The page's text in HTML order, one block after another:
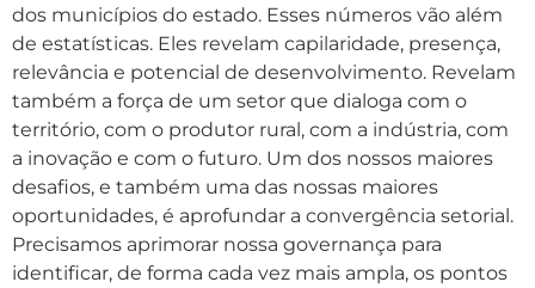
dos municípios do estado. Esses números vão além
de estatísticas. Eles revelam capilaridade, presença,
relevância e potencial de desenvolvimento. Revelam
também a força de um setor que dialoga com o
território, com o produtor rural, com a indústria, com
a inovação e com o futuro. Um dos nossos maiores
desafios, e também uma das nossas maiores
oportunidades, é aprofundar a convergência setorial.
Precisamos aprimorar nossa governança para
identificar, de forma cada vez mais ampla, os pontos